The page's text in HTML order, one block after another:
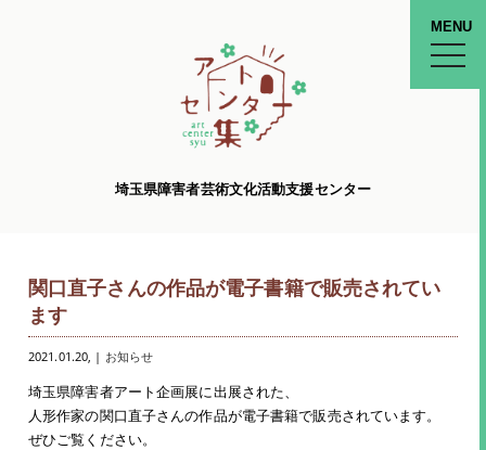
埼玉県障害者芸術文化活動支援センター
MENU
toggle
関口直子さんの作品が電子書籍で販売されてい
ます
2021.01.20, | お知らせ
埼玉県障害者アート企画展に出展された、
人形作家の関口直子さんの作品が電子書籍で販売されています。
ぜひご覧ください。